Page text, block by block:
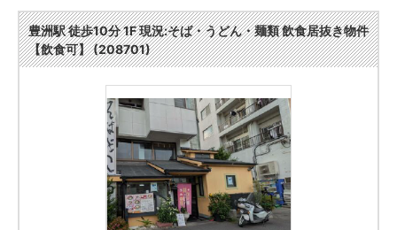
豊洲駅 徒歩10分 1F 現況:そば・うどん・麺類 飲食居抜き物件
【飲食可】 (208701)